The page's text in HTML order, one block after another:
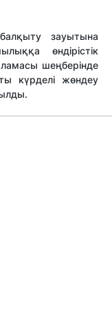
зауытына
өндірістік
шеңберінде
күрделі жөндеу